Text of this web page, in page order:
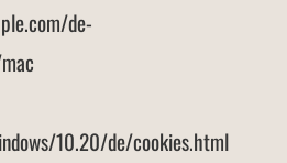
de-
10.20/de/cookies.html